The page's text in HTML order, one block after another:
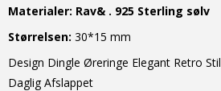
Materialer: Rav& . 925 Sterling sølv
Størrelsen: 30*15 mm
Design Dingle Øreringe Elegant Retro
Daglig Afslappet